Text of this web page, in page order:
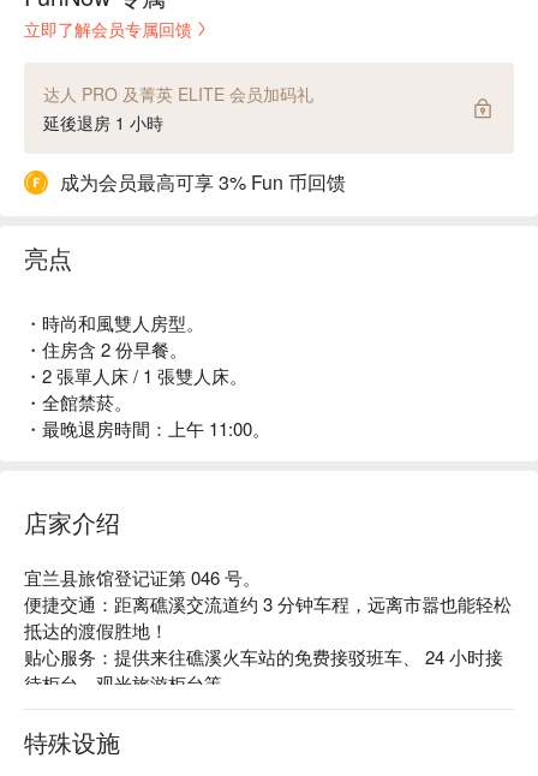
立即了解会员专属回馈
达人 PRO 及菁英 ELITE 会员加码礼
延後退房 1 小時
成为会员最高可享 3% Fun 币回馈
亮点
・時尚和風雙人房型。
・住房含 2 份早餐。
・2 張單人床 / 1 張雙人床。
・全館禁菸。
・最晚退房時間：上午 11:00。
店家介绍
宜兰县旅馆登记证第 046 号。
便捷交通：距离礁溪交流道约 3 分钟车程，远离市嚣也能轻松
抵达的渡假胜地！
贴心服务：提供来往礁溪火车站的免费接驳班车、 24 小时接
待柜台、观光旅游柜台等。
主题风格：拥有私人小庭园的 villa 房、眺望山景的饭店客房，
让您远离喧嚣的城市享受宁静悠闲的时光。优美的渡假环境及
亲切的招待人员让和风大获好评。
特殊设施